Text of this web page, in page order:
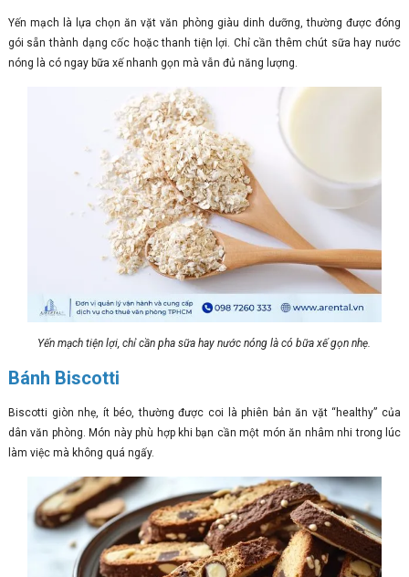
Yến mạch là lựa chọn ăn vặt văn phòng giàu dinh dưỡng, thường được đóng
gói sẵn thành dạng cốc hoặc thanh tiện lợi. Chỉ cần thêm chút sữa hay nước
nóng là có ngay bữa xế nhanh gọn mà vẫn đủ năng lượng.
Yến mạch tiện lợi, chỉ cần pha sữa hay nước nóng là có bữa xế gọn nhẹ.
Bánh Biscotti
Biscotti giòn nhẹ, ít béo, thường được coi là phiên bản ăn vặt “healthy” của
dân văn phòng. Món này phù hợp khi bạn cần một món ăn nhâm nhi trong lúc
làm việc mà không quá ngấy.